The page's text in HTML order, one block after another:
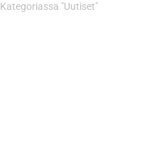
Kategoriassa "Uutiset"